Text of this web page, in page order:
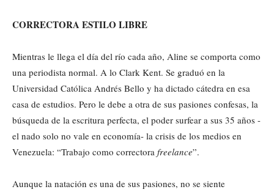
CORRECTORA ESTILO LIBRE
Mientras le llega el día del río cada año, Aline se comporta como
una periodista normal. A lo Clark Kent. Se graduó en la
Universidad Católica Andrés Bello y ha dictado cátedra en esa
casa de estudios. Pero le debe a otra de sus pasiones confesas, la
búsqueda de la escritura perfecta, el poder surfear a sus 35 años -
el nado solo no vale en economía- la crisis de los medios en
Venezuela: “Trabajo como correctora freelance”.
Aunque la natación es una de sus pasiones, no se siente